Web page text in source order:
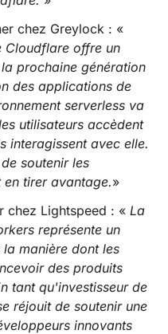
chez Greylock : «
Cloudflare offre un
prochaine génération
des applications de
serverless va
utilisateurs accèdent
interagissent avec elle.
soutenir les
en tirer avantage.»
chez Lightspeed : « La
représente un
manière dont les
des produits
tant qu'investisseur de
réjouit de soutenir une
innovants